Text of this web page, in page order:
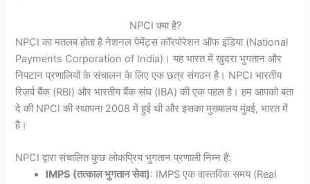
NPCI क्या है?
NPCI का मतलब होता है नेशनल पेमेंट्स कॉरपोरेशन ऑफ इंडिया (National
Payments Corporation of India)। यह भारत में खुदरा भुगतान और
निपटान प्रणालियों के संचालन के लिए एक छत्र संगठन है। NPCI भारतीय
रिज़र्व बैंक (RBI) और भारतीय बैंक संघ (IBA) की एक पहल है। हम आपको बता
दे की NPCI की स्थापना 2008 में हुई थी और इसका मुख्यालय मुंबई, भारत में
है।
NPCI द्वारा संचालित कुछ लोकप्रिय भुगतान प्रणाली निम्न हैं:
IMPS (तत्काल भुगतान सेवा): IMPS एक वास्तविक समय (Real